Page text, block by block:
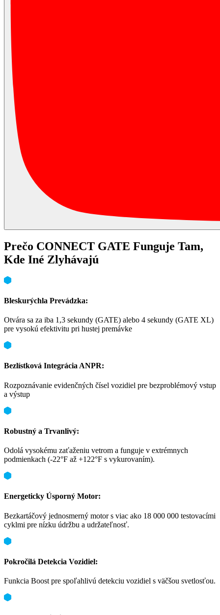
Prečo CONNECT GATE Funguje Tam,
Kde Iné Zlyhávajú
Bleskurýchla Prevádzka:
Otvára sa za iba 1,3 sekundy (GATE) alebo 4 sekundy (GATE XL)
pre vysokú efektivitu pri hustej premávke
Bezlístková Integrácia ANPR:
Rozpoznávanie evidenčných čísel vozidiel pre bezproblémový vstup
a výstup
Robustný a Trvanlivý:
Odolá vysokému zaťaženiu vetrom a funguje v extrémnych
podmienkach (-22°F až +122°F s vykurovaním).
Energeticky Úsporný Motor:
Bezkartáčový jednosmerný motor s viac ako 18 000 000 testovacími
cyklmi pre nízku údržbu a udržateľnosť.
Pokročilá Detekcia Vozidiel:
Funkcia Boost pre spoľahlivú detekciu vozidiel s väčšou svetlosťou.